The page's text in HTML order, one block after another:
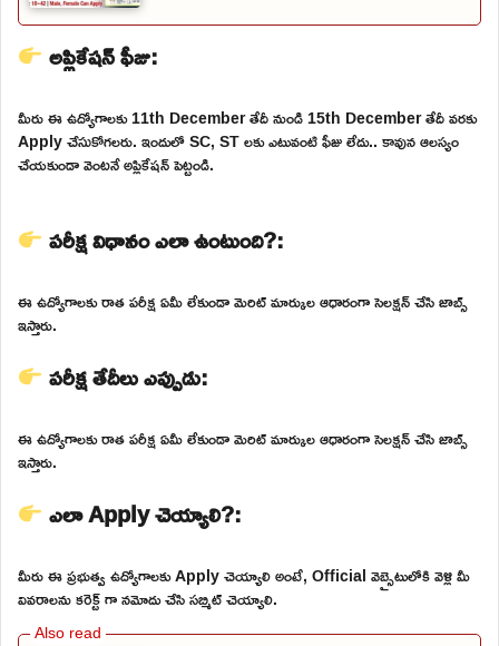
అప్లికేషన్ ఫీజు:
మీరు ఈ ఉద్యోగాలకు 11th December తేదీ నుండి 15th December తేదీ వరకు
Apply చేసుకోగలరు. ఇందులో SC, ST లకు ఎటువంటి ఫీజు లేదు.. కావున ఆలస్యం
చేయకుండా వెంటనే అప్లికేషన్ పెట్టండి.
పరీక్ష విధానం ఎలా ఉంటుంది?:
ఈ ఉద్యోగాలకు రాత పరీక్ష ఏమీ లేకుండా మెరిట్ మార్కుల ఆధారంగా సెలక్షన్ చేసి జాబ్స్
ఇస్తారు.
పరీక్ష తేదీలు ఎప్పుడు:
ఈ ఉద్యోగాలకు రాత పరీక్ష ఏమీ లేకుండా మెరిట్ మార్కుల ఆధారంగా సెలక్షన్ చేసి జాబ్స్
ఇస్తారు.
ఎలా Apply చెయ్యాలి?:
మీరు ఈ ప్రభుత్వ ఉద్యోగాలకు Apply చెయ్యాలి అంటే, Official వెబ్సైటులోకి వెళ్లి మీ
వివరాలను కరెక్ట్ గా నమోదు చేసి సబ్మిట్ చెయ్యాలి.